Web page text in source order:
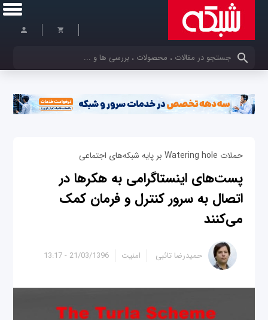
کلمات کلیدی خود را وارد کنید
حملات Watering hole بر پایه شبکه‌های اجتماعی
پست‌های اینستاگرامی به هکرها در
اتصال به سرور کنترل و فرمان‌ کمک
می‌کنند
21/03/1396 - 13:17 حمیدرضا تائبی امنیت